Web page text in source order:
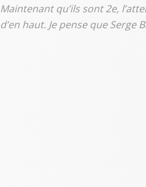
Maintenant qu’ils sont 2e,
d’en haut. Je pense que Serge